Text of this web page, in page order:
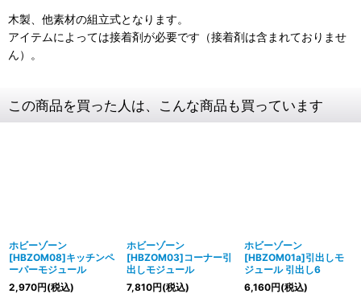
木製、他素材の組立式となります。
アイテムによっては接着剤が必要です（接着剤は含まれておりませ
ん）。
この商品を買った人は、こんな商品も買っています
ホビーゾーン
[HBZOM08]キッチンペ
ーパーモジュール
2,970円(税込)
ホビーゾーン
[HBZOM03]コーナー引
出しモジュール
7,810円(税込)
ホビーゾーン
[HBZOM01a]引出しモ
ジュール 引出し6
6,160円(税込)